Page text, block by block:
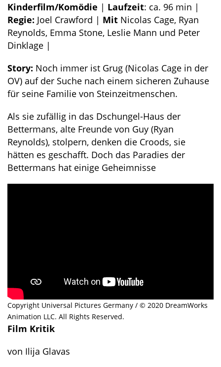
Kinderfilm/Komödie | Laufzeit: ca. 96 min |
Regie: Joel Crawford | Mit Nicolas Cage, Ryan
Reynolds, Emma Stone, Leslie Mann und Peter
Dinklage |
Story: Noch immer ist Grug (Nicolas Cage in der
OV) auf der Suche nach einem sicheren Zuhause
für seine Familie von Steinzeitmenschen.
Als sie zufällig in das Dschungel-Haus der
Bettermans, alte Freunde von Guy (Ryan
Reynolds), stolpern, denken die Croods, sie
hätten es geschafft. Doch das Paradies der
Bettermans hat einige Geheimnisse
Copyright Universal Pictures Germany / © 2020 DreamWorks
Animation LLC. All Rights Reserved.
Film Kritik
von Ilija Glavas